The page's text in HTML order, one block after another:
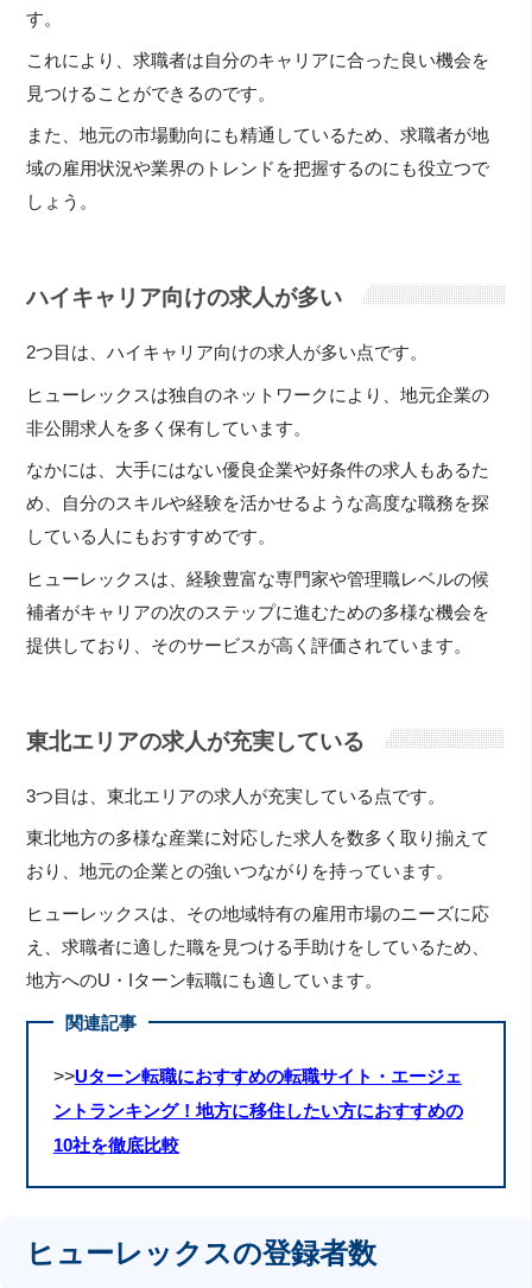
す。
これにより、求職者は自分のキャリアに合った良い機会を
見つけることができるのです。
また、地元の市場動向にも精通しているため、求職者が地
域の雇用状況や業界のトレンドを把握するのにも役立つで
しょう。
ハイキャリア向けの求人が多い
2つ目は、ハイキャリア向けの求人が多い点です。
ヒューレックスは独自のネットワークにより、地元企業の
非公開求人を多く保有しています。
なかには、大手にはない優良企業や好条件の求人もあるた
め、自分のスキルや経験を活かせるような高度な職務を探
している人にもおすすめです。
ヒューレックスは、経験豊富な専門家や管理職レベルの候
補者がキャリアの次のステップに進むための多様な機会を
提供しており、そのサービスが高く評価されています。
東北エリアの求人が充実している
3つ目は、東北エリアの求人が充実している点です。
東北地方の多様な産業に対応した求人を数多く取り揃えて
おり、地元の企業との強いつながりを持っています。
ヒューレックスは、その地域特有の雇用市場のニーズに応
え、求職者に適した職を見つける手助けをしているため、
地方へのU・Iターン転職にも適しています。
関連記事
>>Uターン転職におすすめの転職サイト・エージェ
ントランキング！地方に移住したい方におすすめの
10社を徹底比較
ヒューレックスの登録者数